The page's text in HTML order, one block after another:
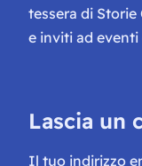
tessera di Storie
e inviti ad eventi
Lascia un
Il tuo indirizzo